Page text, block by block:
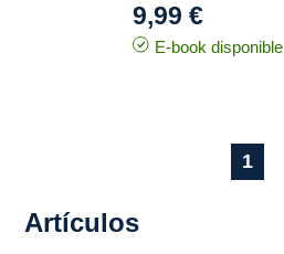
9,99 €
E-book disponible
1
Artículos